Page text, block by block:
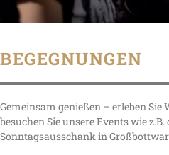
BEGEGNUNGEN
Gemeinsam genießen – erleben
besuchen Sie unsere Events wie
Sonntagsausschank in